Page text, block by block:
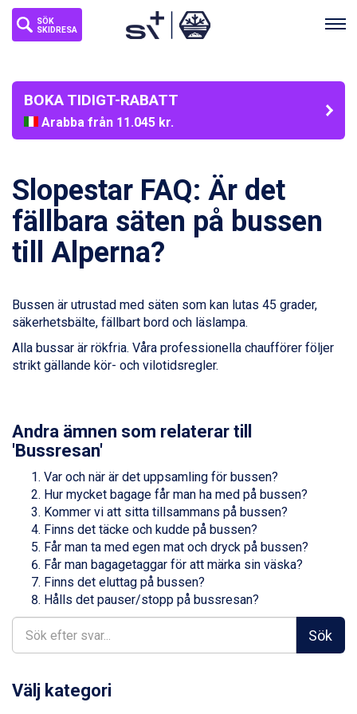
SÖK
SKIDRESA
BOKA TIDIGT-RABATT
Arabba från 11.045 kr.
La Thuile från 7.045 kr.
Bad Hofgastein från 8.595 kr.
Passo Tonale från 5.895 kr.
Saalbach från 9.445 kr.
Sölden från 12.995 kr.
Champoluc från 5.945 kr.
Sestriere från 6.945 kr.
Fieberbrunn från 9.645 kr.
Ischgl från 11.295 kr.
Val Thorens från 8.395 kr.
St. Anton från 11.245 kr.
Zell am See från 6.295 kr.
Ponte di Legno från 7.395 kr.
Bad Gastein från 6.295 kr.
Sauze dOulx från 6.145 kr.
Alleghe från 8.545 kr.
Arabba från 11.045 kr.
La Thuile från 7.045 kr.
Cervinia från 8.245 kr.
Bad Hofgastein från 8.595 kr.
Passo Tonale från 5.895 kr.
Saalbach från 9.445 kr.
Sölden från 12.995 kr.
Champoluc från 5.945 kr.
Sestriere från 6.945 kr.
Ischgl från 11.295 kr.
Val Thorens från 8.395 kr.
Slopestar FAQ: Är det
fällbara säten på bussen
till Alperna?
Bussen är utrustad med säten som kan lutas 45 grader,
säkerhetsbälte, fällbart bord och läslampa.
Alla bussar är rökfria. Våra professionella chaufförer följer
strikt gällande kör- och vilotidsregler.
Andra ämnen som relaterar till
'Bussresan'
Var och när är det uppsamling för bussen?
Hur mycket bagage får man ha med på bussen?
Kommer vi att sitta tillsammans på bussen?
Finns det täcke och kudde på bussen?
Får man ta med egen mat och dryck på bussen?
Får man bagagetaggar för att märka sin väska?
Finns det eluttag på bussen?
Hålls det pauser/stopp på bussresan?
Sök
Välj kategori